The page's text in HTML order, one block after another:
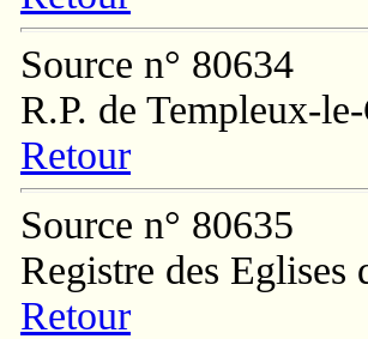
Source n° 80634
R.P. de Templeux-
Retour
Source n° 80635
Registre des Eglises
Retour